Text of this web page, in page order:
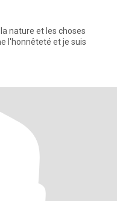
nature et les choses